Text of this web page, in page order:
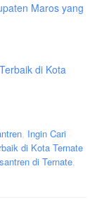
Maros yang
di Kota
, Ingin Cari
di Kota Ternate
di Ternate,